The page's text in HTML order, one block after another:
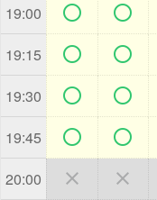
19:00  
19:15  
19:30  
19:45  
20:00  